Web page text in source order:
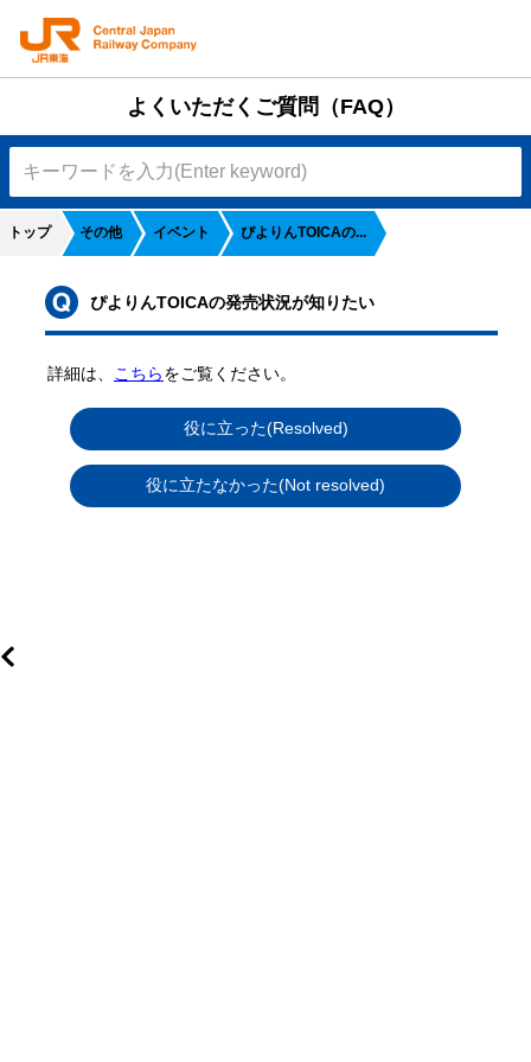
よくいただくご質問（FAQ）
トップ その他 イベント ぴよりんTOICAの...
ぴよりんTOICAの発売状況が知りたい
詳細は、 こちらをご覧ください。
役に立った(Resolved)
役に立たなかった(Not resolved)